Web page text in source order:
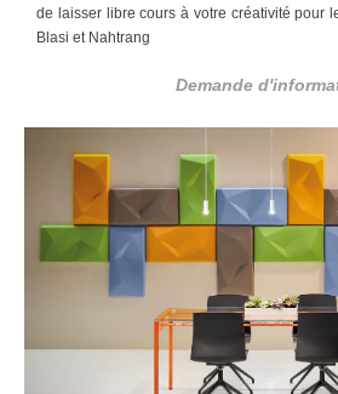
de laisser libre cours à votre créativité pour
Blasi et Nahtrang
Demande